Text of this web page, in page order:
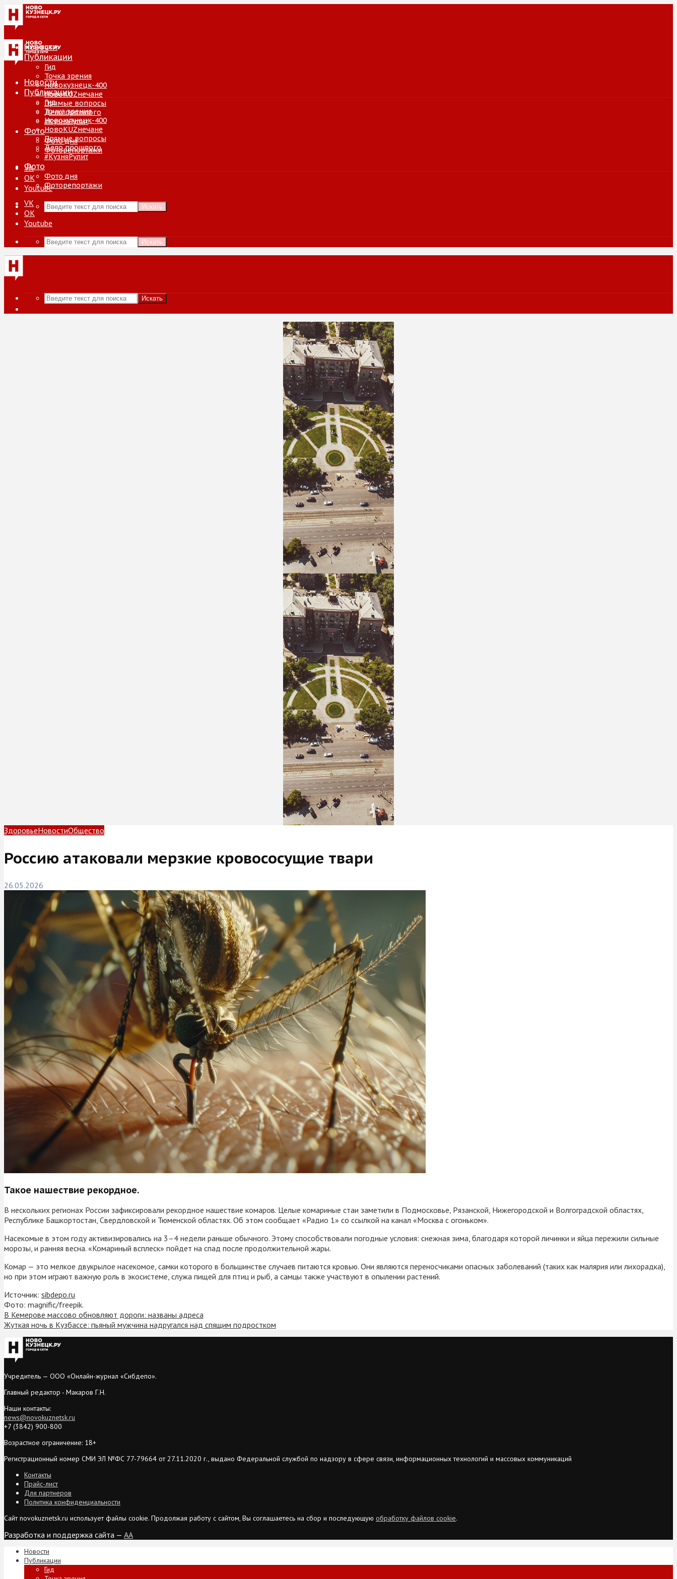
Новости
Публикации
Гид
Точка зрения
Новокузнецк-400
НовоKUZнечане
Прямые вопросы
Дело прошлого
#КузняРулит
Фото
Фото дня
Фоторепортажи
VK
ОК
Youtube
Искать
Новости
Публикации
Гид
Точка зрения
Новокузнецк-400
НовоKUZнечане
Прямые вопросы
Дело прошлого
#КузняРулит
Фото
Фото дня
Фоторепортажи
VK
ОК
Youtube
Искать
Искать
ЗдоровьеНовостиОбщество
Россию атаковали мерзкие кровососущие твари
26.05.2026
Такое нашествие рекордное.
В нескольких регионах России зафиксировали рекордное нашествие комаров. Целые комариные стаи заметили в Подмосковье, Рязанской, Нижегородской и Волгоградской областях,
Республике Башкортостан, Свердловской и Тюменской областях. Об этом сообщает «Радио 1» со ссылкой на канал «Москва с огоньком».
Насекомые в этом году активизировались на 3–4 недели раньше обычного. Этому способствовали погодные условия: снежная зима, благодаря которой личинки и яйца пережили сильные
морозы, и ранняя весна. «Комариный всплеск» пойдет на спад после продолжительной жары.
Комар — это мелкое двукрылое насекомое, самки которого в большинстве случаев питаются кровью. Они являются переносчиками опасных заболеваний (таких как малярия или лихорадка),
но при этом играют важную роль в экосистеме, служа пищей для птиц и рыб, а самцы также участвуют в опылении растений.
Источник: sibdepo.ru
Фото: magnific/freepik.
В Кемерове массово обновляют дороги: названы адреса
Жуткая ночь в Кузбассе: пьяный мужчина надругался над спящим подростком
Учредитель — ООО «Онлайн-журнал «Сибдепо».
Главный редактор - Макаров Г.Н.
Наши контакты:
news@novokuznetsk.ru
+7 (3842) 900-800
Возрастное ограничение: 18+
Регистрационный номер СМИ ЭЛ №ФС 77-79664 от 27.11.2020 г., выдано Федеральной службой по надзору в сфере связи, информационных технологий и массовых коммуникаций
Контакты
Прайс-лист
Для партнеров
Политика конфиденциальности
Сайт novokuznetsk.ru использует файлы cookie. Продолжая работу с сайтом, Вы соглашаетесь на сбор и последующую обработку файлов cookie.
Разработка и поддержка сайта — AA
Новости
Публикации
Гид